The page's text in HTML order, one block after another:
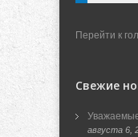
Перейти к
Свежие
августа 6,